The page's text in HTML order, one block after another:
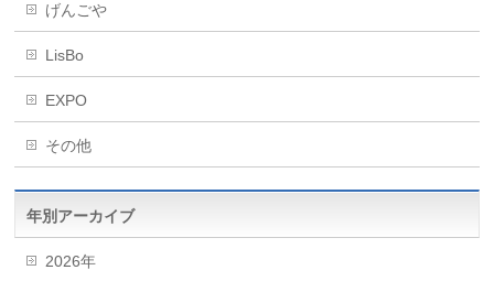
げんごや
LisBo
EXPO
その他
年別アーカイブ
2026年